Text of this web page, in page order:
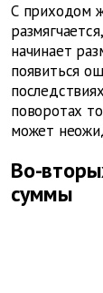
С приходом
начинает
появиться
поворотах
может
Во-
суммы